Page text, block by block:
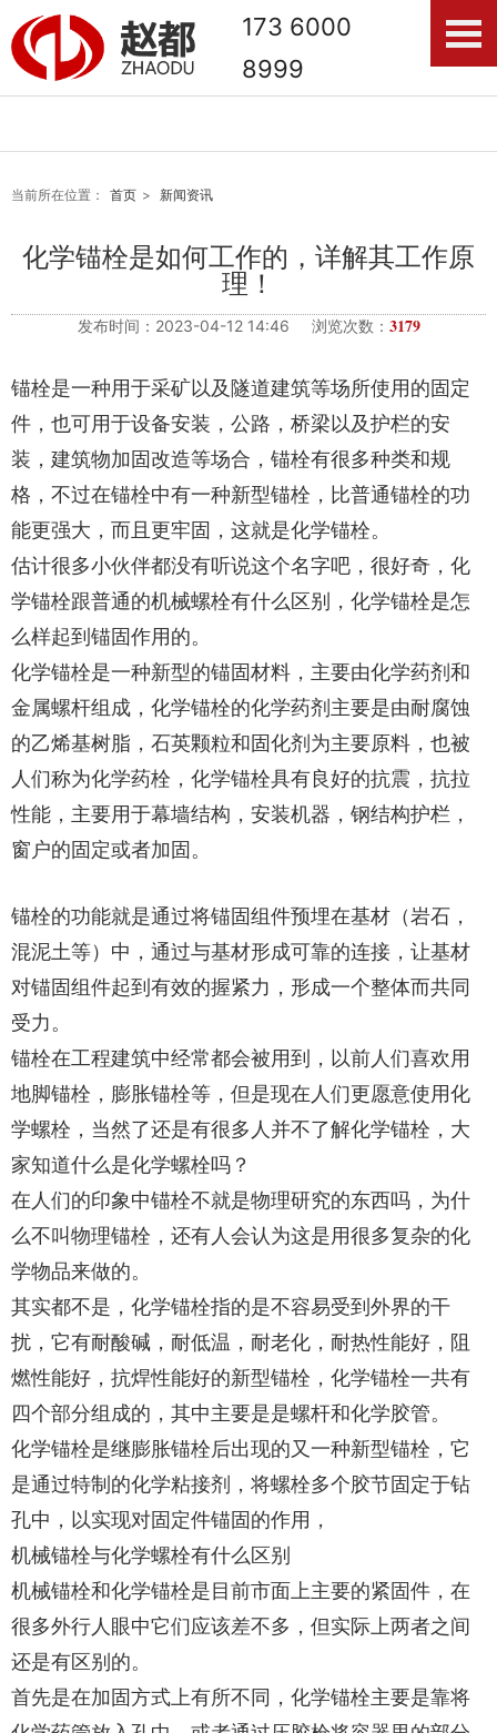
173 6000
8999
当前所在位置： 首页 > 新闻资讯
化学锚栓是如何工作的，详解其工作原
理！
发布时间：2023-04-12 14:46 浏览次数： 3179
锚栓是一种用于采矿以及隧道建筑等场所使用的固定
件，也可用于设备安装，公路，桥梁以及护栏的安
装，建筑物加固改造等场合，锚栓有很多种类和规
格，不过在锚栓中有一种新型锚栓，比普通锚栓的功
能更强大，而且更牢固，这就是化学锚栓。
估计很多小伙伴都没有听说这个名字吧，很好奇，化
学锚栓跟普通的机械螺栓有什么区别，化学锚栓是怎
么样起到锚固作用的。
化学锚栓是一种新型的锚固材料，主要由化学药剂和
金属螺杆组成，化学锚栓的化学药剂主要是由耐腐蚀
的乙烯基树脂，石英颗粒和固化剂为主要原料，也被
人们称为化学药栓，化学锚栓具有良好的抗震，抗拉
性能，主要用于幕墙结构，安装机器，钢结构护栏，
窗户的固定或者加固。
锚栓的功能就是通过将锚固组件预埋在基材（岩石，
混泥土等）中，通过与基材形成可靠的连接，让基材
对锚固组件起到有效的握紧力，形成一个整体而共同
受力。
锚栓在工程建筑中经常都会被用到，以前人们喜欢用
地脚锚栓，膨胀锚栓等，但是现在人们更愿意使用化
学螺栓，当然了还是有很多人并不了解化学锚栓，大
家知道什么是化学螺栓吗？
在人们的印象中锚栓不就是物理研究的东西吗，为什
么不叫物理锚栓，还有人会认为这是用很多复杂的化
学物品来做的。
其实都不是，化学锚栓指的是不容易受到外界的干
扰，它有耐酸碱，耐低温，耐老化，耐热性能好，阻
燃性能好，抗焊性能好的新型锚栓，化学锚栓一共有
四个部分组成的，其中主要是是螺杆和化学胶管。
化学锚栓是继膨胀锚栓后出现的又一种新型锚栓，它
是通过特制的化学粘接剂，将螺栓多个胶节固定于钻
孔中，以实现对固定件锚固的作用，
机械锚栓与化学螺栓有什么区别
机械锚栓和化学锚栓是目前市面上主要的紧固件，在
很多外行人眼中它们应该差不多，但实际上两者之间
还是有区别的。
首先是在加固方式上有所不同，化学锚栓主要是靠将